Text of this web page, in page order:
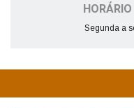
Segunda a